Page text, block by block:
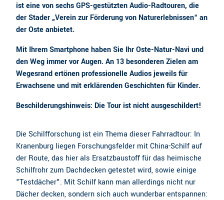
ist eine von sechs GPS-gestützten Audio-Radtouren, die
der Stader „Verein zur Förderung von Naturerlebnissen“ an
der Oste anbietet.
Mit Ihrem Smartphone haben Sie Ihr Oste-Natur-Navi und
den Weg immer vor Augen. An 13 besonderen Zielen am
Wegesrand ertönen professionelle Audios jeweils für
Erwachsene und mit erklärenden Geschichten für Kinder.
Beschilderungshinweis: Die Tour ist nicht ausgeschildert!
Die Schilfforschung ist ein Thema dieser Fahrradtour: In
Kranenburg liegen Forschungsfelder mit China-Schilf auf
der Route, das hier als Ersatzbaustoff für das heimische
Schilfrohr zum Dachdecken getestet wird, sowie einige
"Testdächer". Mit Schilf kann man allerdings nicht nur
Dächer decken, sondern sich auch wunderbar entspannen: